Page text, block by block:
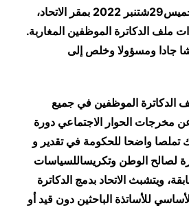
اجتماعااستثنائيا يوم الخميس29شتنبر 2022 بمقر الاتحاد،
الدكاترة الموظفين المغاربة.
جادا ومسؤولا وخلص إلى
الدكاترة الموظفين في جميع
مخرجات الحوار الاجتماعي دورة
ذلك تملصا واضحا للحكومة في تقدير و
لصالح الوطن وتكريساللسياسات
ويتشبث الاتحاد بدمج الدكاترة
للأساتذة الباحثين دون قيد أو